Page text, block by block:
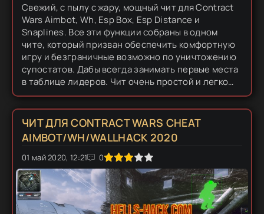
Свежий, с пылу с жару, мощный чит для Contract
Wars Aimbot, Wh, Esp Box, Esp Distance и
Snaplines. Все эти функции собраны в одном
чите, который призван обеспечить комфортную
игру и безграничные возможно по уничтожению
супостатов. Дабы всегда занимать первые места
в таблице лидеров. Чит очень простой и легко
инжетится с помощью моно инжектора, который
есть на сайте и не...
ЧИТ ДЛЯ CONTRACT WARS CHEAT
AIMBOT/WH/WALLHACK 2020
01 май 2020, 12:21 0
1 2 3 4 5